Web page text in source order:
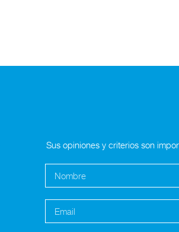
Sus opiniones y criterios son